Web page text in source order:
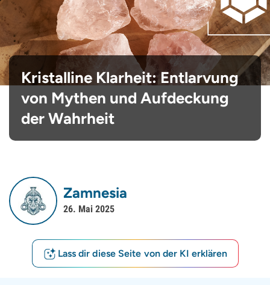
Kristalline Klarheit: Entlarvung
von Mythen und Aufdeckung
der Wahrheit
Zamnesia
26. Mai 2025
Lass dir diese Seite von der KI erklären